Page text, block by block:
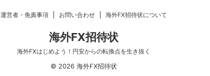
運営者・免責事項 お問い合わせ 海外FX招待状について
海外FX招待状
海外FXはじめよう！円安からの転換点を生き抜く
© 2026 海外FX招待状